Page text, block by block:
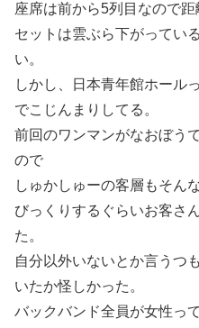
座席は前から5列目なので距
セットは雲ぶら下がってい
い。
しかし、日本青年館ホール
でこじんまりしてる。
前回のワンマンがなおぼう
ので
しゅかしゅーの客層もそん
びっくりするぐらいお客さ
た。
自分以外いないとか言うつ
いたか怪しかった。
バックバンド全員が女性っ